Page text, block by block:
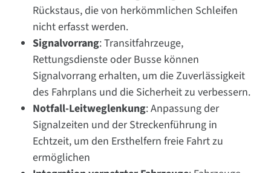
Rückstaus, die von herkömmlichen Schleifen
nicht erfasst werden.
Signalvorrang: Transitfahrzeuge,
Rettungsdienste oder Busse können
Signalvorrang erhalten, um die Zuverlässigkeit
des Fahrplans und die Sicherheit zu verbessern.
Notfall-Leitweglenkung: Anpassung der
Signalzeiten und der Streckenführung in
Echtzeit, um den Ersthelfern freie Fahrt zu
ermöglichen